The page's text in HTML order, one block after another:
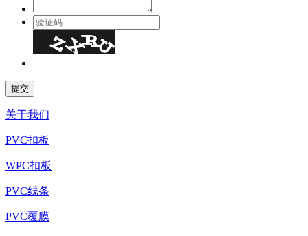
关于我们
PVC扣板
WPC扣板
PVC线条
PVC覆膜